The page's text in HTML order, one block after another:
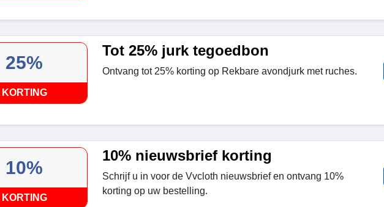
25%
KORTING
Tot 25% jurk tegoedbon
Ontvang tot 25% korting op Rekbare avondjurk met ruches.
10%
KORTING
10% nieuwsbrief korting
Schrijf u in voor de Vvcloth nieuwsbrief en ontvang 10%
korting op uw bestelling.